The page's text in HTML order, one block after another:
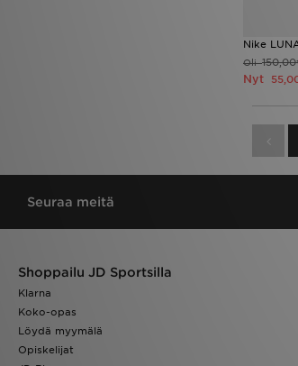
Nike
Oli
Nyt
Seuraa meitä
Shoppailu JD Sportsilla
Klarna
Koko-opas
Löydä myymälä
Opiskelijat